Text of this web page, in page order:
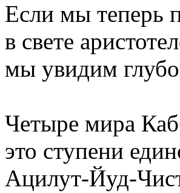
Если мы теперь
в свете
мы увидим
Четыре мира
это ступени
Ацилут-Йуд-